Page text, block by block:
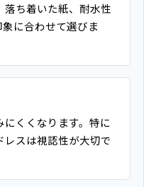
落ち着いた紙、耐水性
に合わせて選びま
くくなります。特に
スは視認性が大切で